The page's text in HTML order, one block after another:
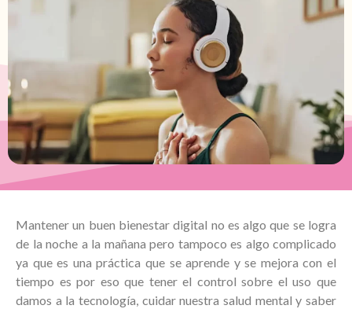
Mantener un buen bienestar digital no es algo que se logra
de la noche a la mañana pero tampoco es algo complicado
ya que es una práctica que se aprende y se mejora con el
tiempo es por eso que tener el control sobre el uso que
damos a la tecnología, cuidar nuestra salud mental y saber